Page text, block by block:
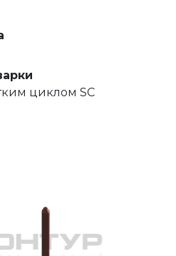
циклом SC